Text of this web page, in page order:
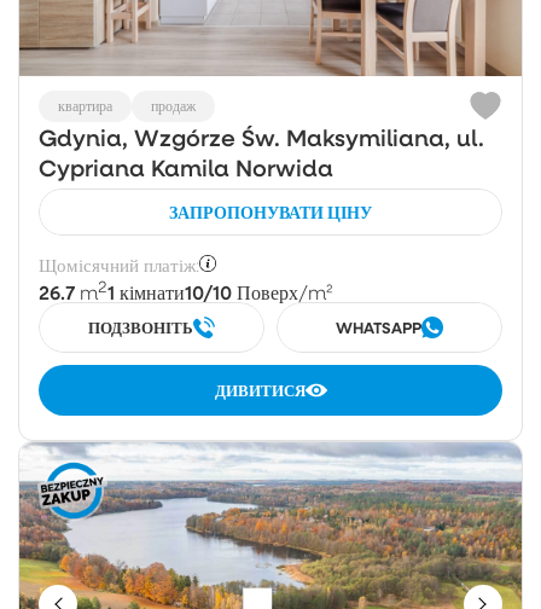
квартира продаж
Gdynia, Wzgórze Św. Maksymiliana, ul.
Cypriana Kamila Norwida
ЗАПРОПОНУВАТИ ЦІНУ
Щомісячний платіж:
26.7 m21 кімнати10/10 Поверх/m²
ПОДЗВОНІТЬ WHATSAPP
ДИВИТИСЯ